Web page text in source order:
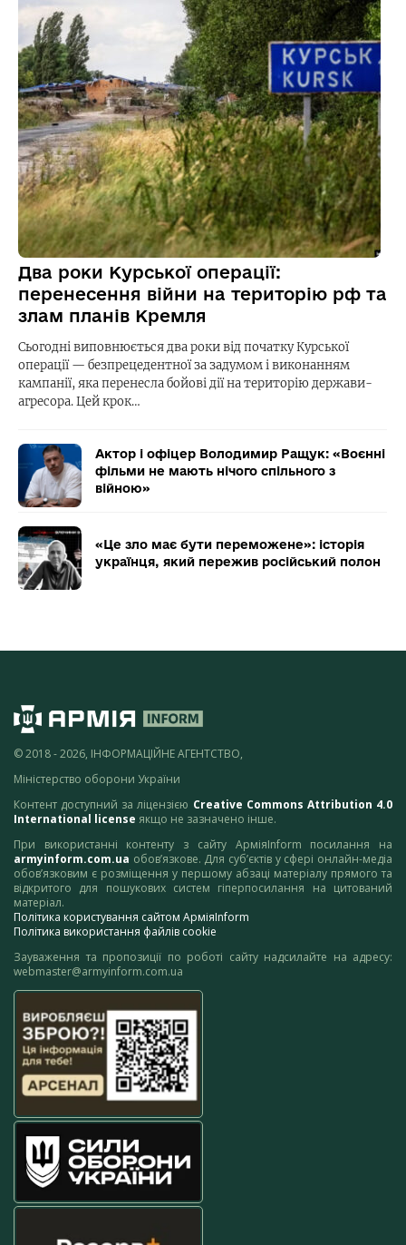
Два роки Курської операції:
перенесення війни на територію рф та
злам планів Кремля
Сьогодні виповнюється два роки від початку Курської
операції — безпрецедентної за задумом і виконанням
кампанії, яка перенесла бойові дії на територію держави-
агресора. Цей крок…
Актор і офіцер Володимир Ращук: «Воєнні
фільми не мають нічого спільного з
війною»
«Це зло має бути переможене»: історія
українця, який пережив російський полон
© 2018 - 2026, ІНФОРМАЦІЙНЕ АГЕНТСТВО,
Міністерство оборони України
Контент доступний за ліцензією Creative Commons Attribution 4.0
International license якщо не зазначено інше.
При використанні контенту з сайту АрміяInform посилання на
armyinform.com.ua обов’язкове. Для суб’єктів у сфері онлайн-медіа
обов’язковим є розміщення у першому абзаці матеріалу прямого та
відкритого для пошукових систем гіперпосилання на цитований
матеріал.
Політика користування сайтом АрміяInform
Політика використання файлів cookie
Зауваження та пропозиції по роботі сайту надсилайте на адресу:
webmaster@armyinform.com.ua